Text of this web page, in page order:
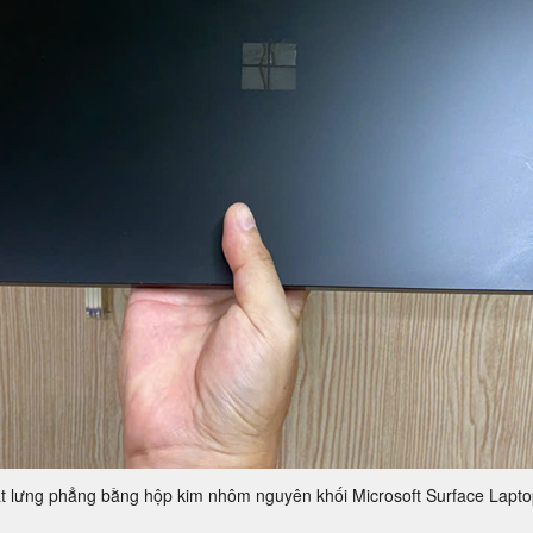
lưng phẳng bằng hộp kim nhôm nguyên khối Microsoft Surface